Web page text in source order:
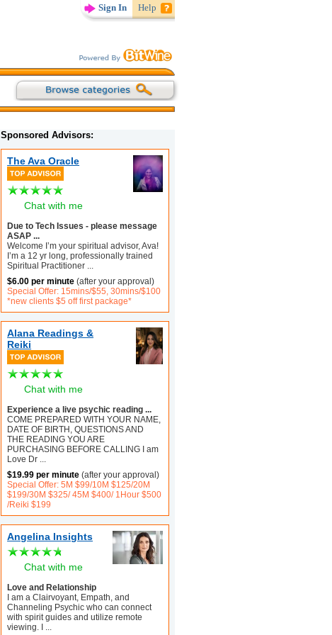
Sign In Help
Sponsored Advisors:
The Ava Oracle
Chat with me
Due to Tech Issues - please message
ASAP ...
Welcome I’m your spiritual advisor, Ava!
I’m a 12 yr long, professionally trained
Spiritual Practitioner
$6.00 per minute (after your approval)
Special Offer: 15mins/$55, 30mins/$100
*new clients $5 off first package*
Alana Readings &
Reiki
Chat with me
Experience a live psychic reading ...
COME PREPARED WITH YOUR NAME,
DATE OF BIRTH, QUESTIONS AND
THE READING YOU ARE
PURCHASING BEFORE CALLING I am
Love Dr
$19.99 per minute (after your approval)
Special Offer: 5M $99/10M $125/20M
$199/30M $325/ 45M $400/ 1Hour $500
/Reiki $199
Angelina Insights
Chat with me
Love and Relationship
I am a Clairvoyant, Empath, and
Channeling Psychic who can connect
with spirit guides and utilize remote
viewing. I